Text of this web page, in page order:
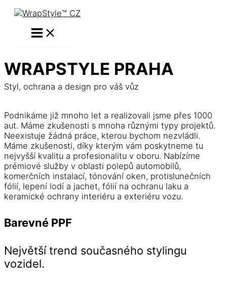
MAIN
WRAPSTYLE PRAHA
Styl, ochrana a design pro váš vůz
Podnikáme již mnoho let a realizovali jsme přes 1000
aut. Máme zkušenosti s mnoha různými typy projektů.
Neexistuje žádná práce, kterou bychom nezvládli.
Máme zkušenosti, díky kterým vám poskytneme tu
nejvyšší kvalitu a profesionalitu v oboru. Nabízíme
prémiové služby v oblasti polepů automobilů,
komerčních instalací, tónování oken, protislunečních
fólií, lepení lodí a jachet, fólií na ochranu laku a
keramické ochrany interiéru a exteriéru vozu.
Barevné PPF
Největší trend současného stylingu
vozidel.